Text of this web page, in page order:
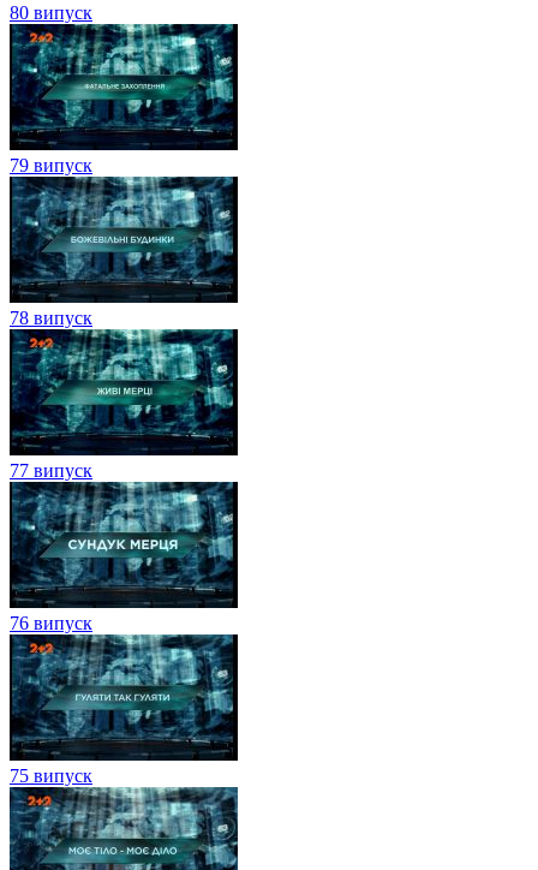
80 випуск
79 випуск
78 випуск
77 випуск
76 випуск
75 випуск